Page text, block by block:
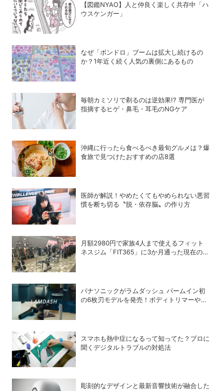
【図鑑NYAO】人と仲良く楽しく共存中「ハ
ウスケンガー」
なぜ「ボンドロ」ブームは拡大し続けるの
か？1年近く続く人気の裏側にあるもの
毎朝カミソリで剃るのは逆効果!? 専門医が
指摘するヒゲ・鼻毛・耳毛のNGケア
沖縄に行ったら食べるべき最旬グルメは？爆
食旅で見つけたおすすめの店8選
医師が解説！やめたくてもやめられない悪習
慣を断ち切る〝脱・依存脳〟の作り方
月額2980円で家族4人まで使えるフィット
ネスジム「FIT365」に3か月通った現在のリ
パナソニックがラムダッシュ パームイン初
の6枚刃モデルを発売！ボディトリマーやヘ
スマホも熱中症になるって知ってた？プロに
聞くデジタルトラブルの対処法
彫刻的なデザインと最新音響技術が融合した